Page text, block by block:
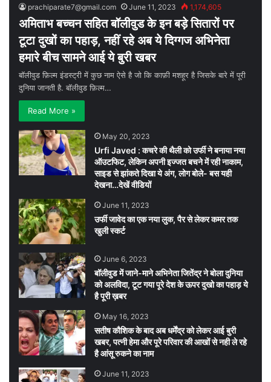
prachiparate7@gmail.com June 11, 2023 1,174,605
अमिताभ बच्चन सहित बॉलीवुड के इन बड़े सितारों पर
टूटा दुखों का पहाड़, नहीं रहे अब ये दिग्गज अभिनेता
हमारे बीच सामने आई ये बुरी खबर
बॉलीवुड फ़िल्म इंडस्ट्री में कुछ नाम ऐसे है जो कि काफ़ी मशहूर है जिसके बारे में पूरी
दुनिया जानती है. बॉलीवुड फ़िल्म…
Read More »
May 20, 2023
Urfi Javed : कचरे की थैली को उर्फी ने बनाया नया
ऑउटफिट, लेकिन अपनी इज्जत बचने में रही नाकाम,
साइड से झांकते दिखा ये अंग, लोग बोले- बस यही
देखना…देखें वीडियों
June 11, 2023
उर्फी जावेद का एक नया लुक, पैर से लेकर कमर तक
खुली स्कर्ट
June 6, 2023
बॉलीवुड में जाने-माने अभिनेता जितेंद्र ने बोला दुनिया
को अलविदा, टूट गया पूरे देश के ऊपर दुखो का पहाड़ ये
है पूरी ख़बर
May 16, 2023
सतीष कौशिक के बाद अब धर्मेंद्र को लेकर आई बुरी
खबर, पत्नी हेमा और पूरे परिवार की आखों से नही ले रहे
है आंसू रुकने का नाम
June 11, 2023